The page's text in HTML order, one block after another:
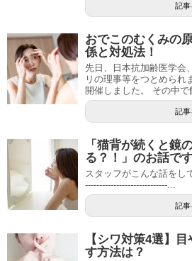
記事
おでこのむくみの
係と対処法！
先日、日本抗加齢医学会
リの理事等をつとめられ
開催しました。 その中で
記事
「猫背が続くと鏡
る？！」のお話です
スタッフがこんな話をし
-----------------------------...
記事
【シワ対策4選】
す方法は？